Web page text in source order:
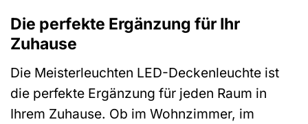
Die perfekte Ergänzung für Ihr
Zuhause
Die Meisterleuchten LED-Deckenleuchte ist
die perfekte Ergänzung für jeden Raum in
Ihrem Zuhause. Ob im Wohnzimmer, im